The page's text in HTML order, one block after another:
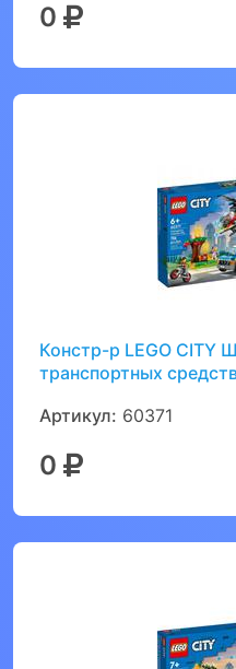
0
Констр-р LEGO CITY
транспортных
Артикул: 60371
0